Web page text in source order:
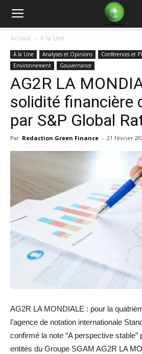
Green
Finance
Accueil A la Une
A la Une Analyses et Opinions Conférences et
Environnement
Gouvernance
AG2R LA
solidité financière
par S&P Global
Par Redaction Green Finance - 21 février
AG2R LA MONDIALE : pour la
l’agence de notation internationale
confirmé la note “A perspective stable”
entités du Groupe SGAM AG2R LA